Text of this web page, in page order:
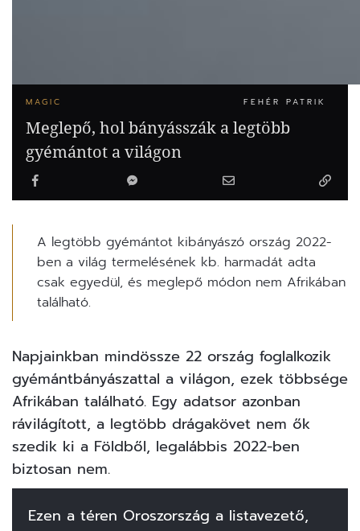
MAGIC FEHÉR PATRIK
Meglepő, hol bányásszák a legtöbb
gyémántot a világon
A legtöbb gyémántot kibányászó ország 2022-
ben a világ termelésének kb. harmadát adta
csak egyedül, és meglepő módon nem Afrikában
található.
Napjainkban mindössze 22 ország foglalkozik
gyémántbányászattal a világon, ezek többsége
Afrikában található. Egy adatsor azonban
rávilágított, a legtöbb drágakövet nem ők
szedik ki a Földből, legalábbis 2022-ben
biztosan nem.
Ezen a téren Oroszország a listavezető,